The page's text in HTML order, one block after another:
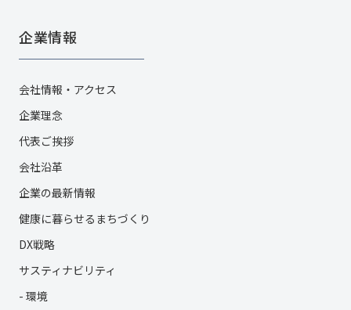
企業情報
会社情報・アクセス
企業理念
代表ご挨拶
会社沿革
企業の最新情報
健康に暮らせるまちづくり
DX戦略
サスティナビリティ
- 環境